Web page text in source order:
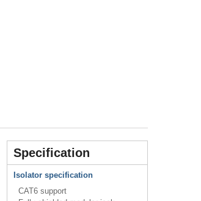
Specification
Isolator specification
CAT6 support